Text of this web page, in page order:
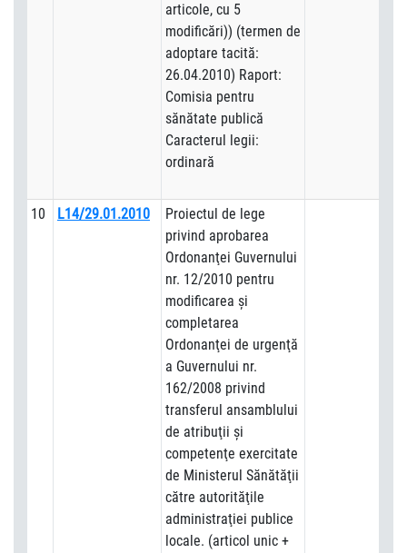
articole, cu 5
modificări)) (termen de
adoptare tacită:
26.04.2010) Raport:
Comisia pentru
sănătate publică
Caracterul legii:
ordinară
10 L14/29.01.2010
Proiectul de lege
privind aprobarea
Ordonanţei Guvernului
nr. 12/2010 pentru
modificarea şi
completarea
Ordonanţei de urgenţă
a Guvernului nr.
162/2008 privind
transferul ansamblului
de atribuţii şi
competenţe exercitate
de Ministerul Sănătăţii
către autorităţile
administraţiei publice
locale. (articol unic +